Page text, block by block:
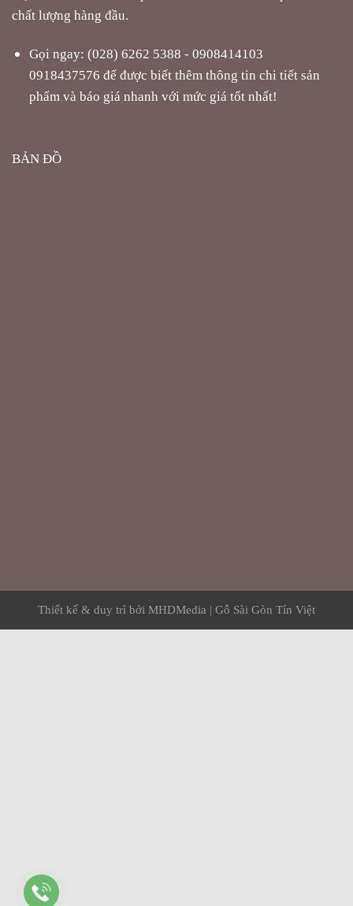
chất lượng hàng đầu.
Gọi ngay: (028) 6262 5388 - 0908414103
0918437576 để được biết thêm thông tin chi tiết sản
phẩm và báo giá nhanh với mức giá tốt nhất!
BẢN ĐỒ
Thiết kế & duy trì bởi MHDMedia | Gỗ Sài Gòn Tín Việt